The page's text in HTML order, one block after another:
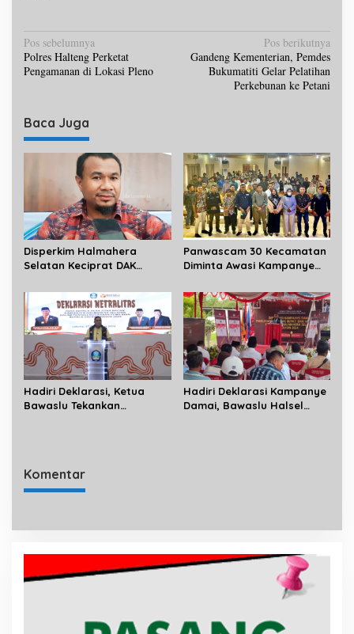
N
a
i
g
a
s
i
p
o
s
Pos sebelumnya
Polres Halteng Perketat
Pengamanan di Lokasi Pleno
Pos berikutnya
Gandeng Kementerian, Pemdes
Bukumatiti Gelar Pelatihan
Perkebunan ke Petani
Baca Juga
Disperkim Halmahera
Selatan Keciprat DAK
Panwascam 30 Kecamatan
Diminta Awasi Kampanye
Wakil Bupati Halsel
Hadiri Deklarasi, Ketua
Bawaslu Tekankan
Hadiri Deklarasi Kampanye
Damai, Bawaslu Halsel
Komentar